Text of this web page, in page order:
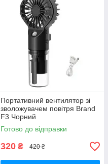
Портативний вентилятор зі
зволожувачем повітря Brand
F3 Чорний
Готово до відправки
320 ₴ 420 ₴